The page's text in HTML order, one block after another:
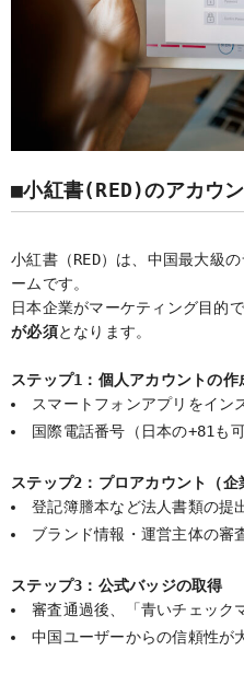
■小紅書(RED)のアカウ
小紅書（RED）は、中国最大級
ームです。
日本企業がマーケティング目的
が必須となります。
ステップ1：個人アカウントの作
スマートフォンアプリをイン
国際電話番号（日本の+81も
ステップ2：プロアカウント（
登記簿謄本など法人書類の提
ブランド情報・運営主体の審
ステップ3：公式バッジの取得
審査通過後、「青いチェック
中国ユーザーからの信頼性が